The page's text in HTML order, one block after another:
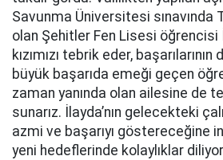
Savunma Üniversitesi sınavında
olan Şehitler Fen Lisesi öğrencisi
kızımızı tebrik eder,
büyük başarıda emeği geçen
zaman yanında olan ailesine de
sunarız. İlayda’nın gelecekteki
azmi ve başarıyı göstereceğine
yeni hedeflerinde kolaylıklar